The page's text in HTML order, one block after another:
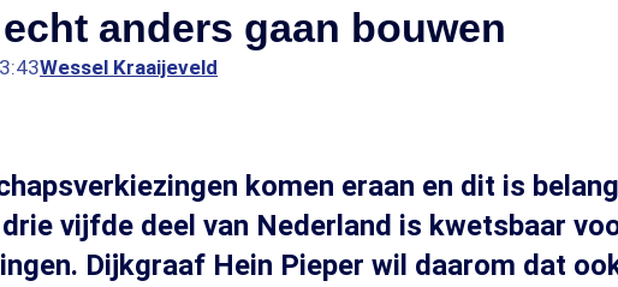
anders gaan bouwen
Wessel Kraaijeveld
komen eraan en dit is
vijfde deel van Nederland is kwetsbaar
Dijkgraaf Hein Pieper wil daarom dat